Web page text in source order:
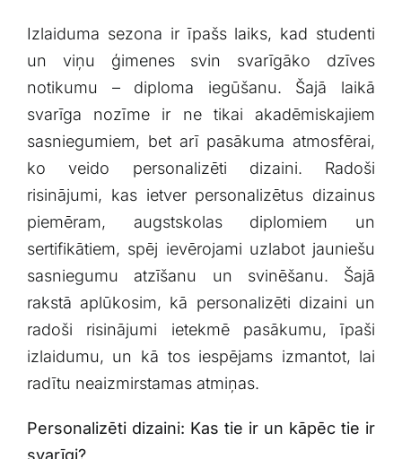
Izlaiduma sezona ir īpašs laiks, kad⁢ studenti
un viņu ģimenes svin‍ svarīgāko⁣ dzīves
notikumu – diploma ‍iegūšanu. Šajā laikā
svarīga nozīme ‌ir ne tikai akadēmiskajiem
sasniegumiem, bet arī pasākuma atmosfērai,
ko⁤ veido personalizēti dizaini. Radoši​
risinājumi, ‌kas ietver personalizētus dizainus⁣
piemēram,‍ augstskolas diplomiem un
‍sertifikātiem, spēj ievērojami uzlabot jauniešu
sasniegumu ⁤atzīšanu ⁢un svinēšanu. Šajā
rakstā aplūkosim, ‍kā personalizēti dizaini‍ un
radoši risinājumi ietekmē ‌pasākumu, īpaši
izlaidumu, un kā tos ‌iespējams izmantot, lai
radītu⁤ neaizmirstamas atmiņas.
Personalizēti dizaini: Kas tie ir un⁤ kāpēc tie ‌ir